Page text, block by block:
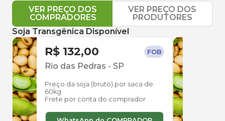
VER PREÇO DOS
COMPRADORES
VER PREÇO DOS
PRODUTORES
Soja Transgênica Disponível
R$ 132,00 FOB
Rio das Pedras - SP
Preço da soja (bruto) por saca de
60kg
Frete por conta do comprador